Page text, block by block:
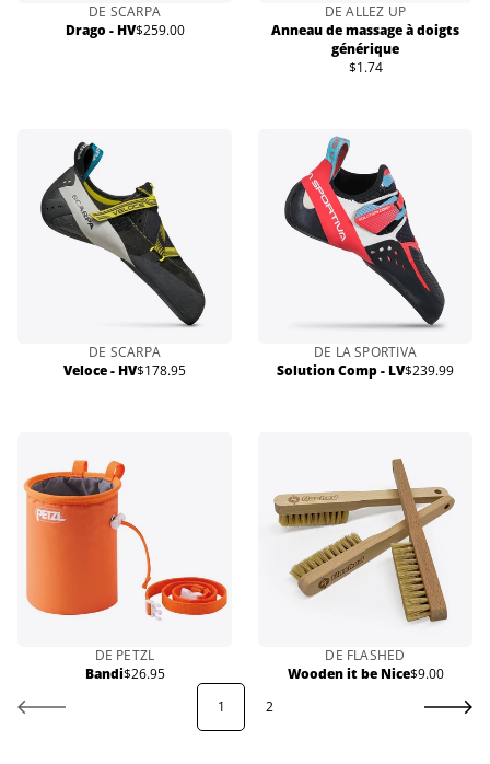
DE SCARPA
Drago - HVPrix
$259.00
DE ALLEZ UP
Anneau de massage à doigts
générique
Prix
$1.74
DE SCARPA
Veloce - HVPrix
$178.95
DE LA SPORTIVA
Solution Comp - LVPrix
$239.99
DE PETZL
BandiPrix
$26.95
DE FLASHED
Wooden it be NicePrix
$9.00
1
2